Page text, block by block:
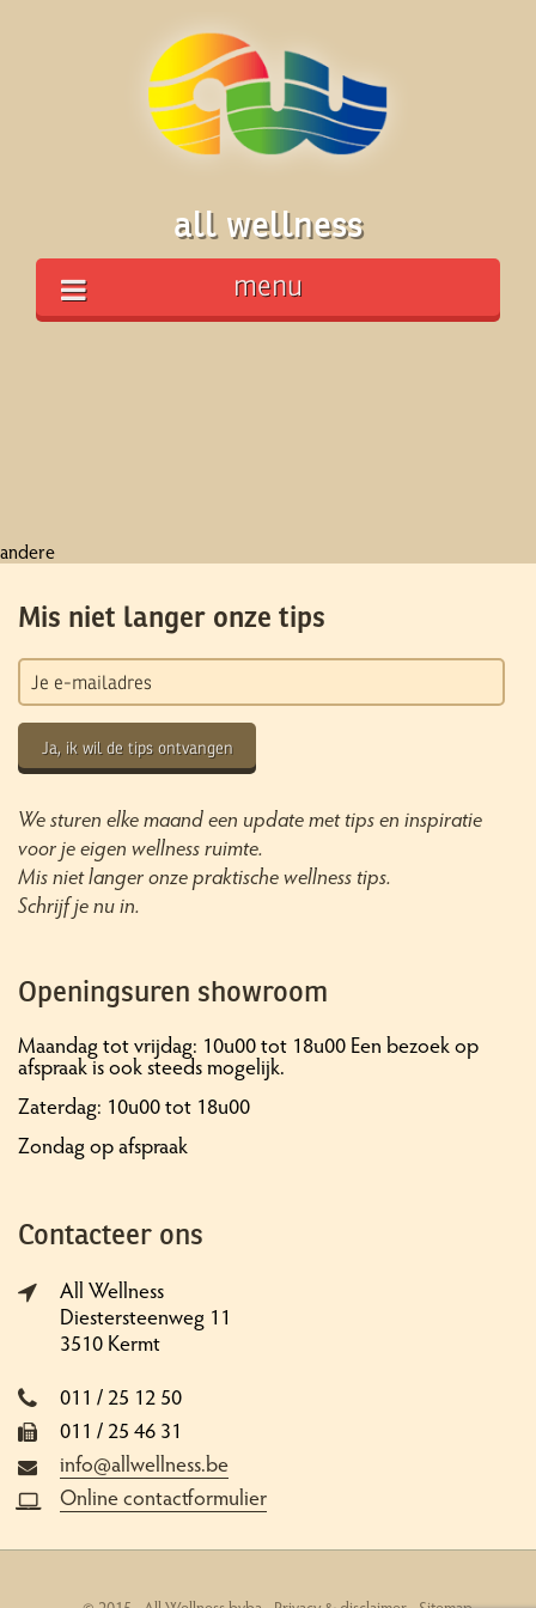
all wellness
menu
andere
Mis niet langer onze tips
Ja, ik wil de tips ontvangen
We sturen elke maand een update met tips en inspiratie
voor je eigen wellness ruimte.
Mis niet langer onze praktische wellness tips.
Schrijf je nu in.
Openingsuren showroom
Maandag tot vrijdag: 10u00 tot 18u00 Een bezoek op
afspraak is ook steeds mogelijk.
Zaterdag: 10u00 tot 18u00
Zondag op afspraak
Contacteer ons
All Wellness
Diestersteenweg 11
3510 Kermt
011 / 25 12 50
011 / 25 46 31
info@allwellness.be
Online contactformulier